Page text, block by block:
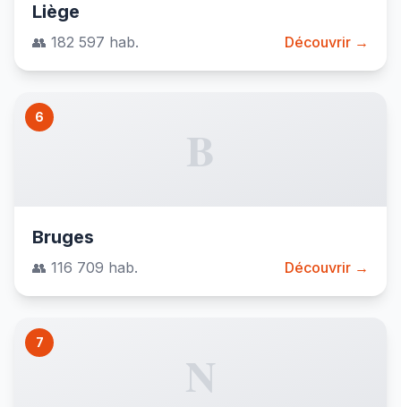
Liège
👥 182 597 hab. Découvrir →
6
B
Bruges
👥 116 709 hab. Découvrir →
7
N